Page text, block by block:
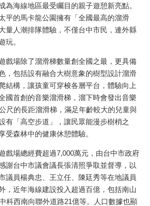
為海線地區最受矚目的親子遊憩新亮點。
平的馬卡龍公園擁有「全國最高的溜滑
量人潮排隊體驗，不僅台中市民，連外縣
玩。
戲場除了溜滑梯數量創全國之最，更具備
，包括設有融合大樹意象的樹型設計溜滑
結構，讓孩童可穿梭各層平台，體驗向上
國首創的音樂溜滑梯，溜下時會發出音樂
尺的長距溜滑梯，滿足年齡較大的兒童與
有「高空步道」，讓民眾能漫步樹梢之
受森林中的健康休憩體驗。
戲場總經費超過7,000萬元，由台中市政府
謝台中市議會議長張清照爭取並督導，以
議員楊典忠、王立任、陳廷秀等在地議員
，近年海線建設投入超過百億，包括南山
科西南向聯外道路21億等。人口數據也顯